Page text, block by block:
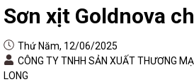
Sơn xịt Goldnova
Thứ Năm, 12/06/2025
CÔNG TY TNHH SẢN XUẤT THƯƠNG
LONG